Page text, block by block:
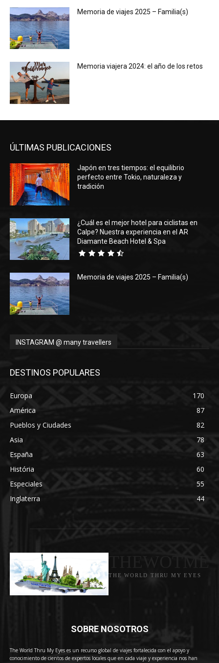
Memoria de viajes 2025 – Familia(s)
Memoria viajera 2024: el año de los retos
ÚLTIMAS PUBLICACIONES
Japón en tres tiempos: el equilibrio
perfecto entre Tokio, naturaleza y
tradición
¿Cuál es el mejor hotel para ciclistas en
Calpe? Nuestra experiencia en el AR
Diamante Beach Hotel & Spa
Memoria de viajes 2025 – Familia(s)
INSTAGRAM @ many travellers
DESTINOS POPULARES
Europa
170
América
87
Pueblos y Ciudades
82
Asia
78
España
63
História
60
Especiales
55
Inglaterra
44
THE WORLD THRU MY EYES
SOBRE NOSOTROS
The World Thru My Eyes es un recurso global de viajes fortalecida con el apoyo y
conocimiento de cientos de expertos locales que en cada viaje y experiencia nos han